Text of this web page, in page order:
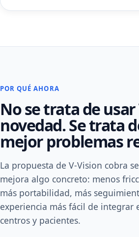
POR QUÉ AHORA
No se trata de usar
novedad. Se trata
mejor problemas
La propuesta de V-Vision cobra
mejora algo concreto: menos
más portabilidad, más
experiencia más fácil de integrar
centros y pacientes.